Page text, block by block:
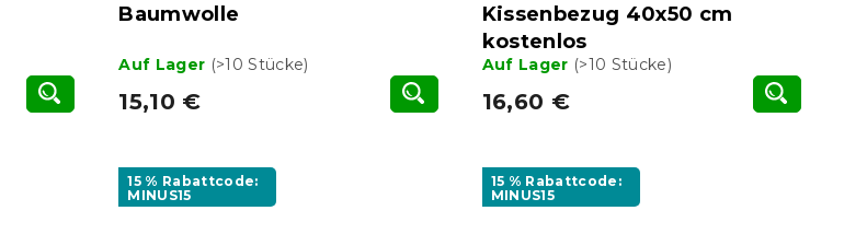
Baumwolle
Auf Lager (>10 Stücke)
15,10 €
Kissenbezug 40x50 cm
kostenlos
Auf Lager (>10 Stücke)
16,60 €
15 % Rabattcode:
MINUS15
15 % Rabattcode:
MINUS15